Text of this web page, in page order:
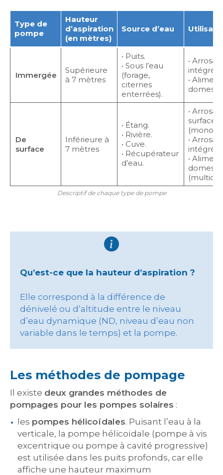
Type de
pompe
Hauteur
d’aspiration
(en mètres)
Source d’eau
Immergée
Supérieure
à 7 mètres
• Puits.
• Sous l’eau
(forage,
citernes
enterrées).
•
intégré.
•
De
surface
Inférieure à
7 mètres
• Étang.
• Rivière.
• Cuve.
• Récupérateur
d’eau.
•
surface
•
intégré.
•
Descriptif de chaque type de pompe
Qu’est-ce que la hauteur d’aspiration ?
Elle correspond à la différence de
dénivelé ou d’altitude entre le niveau
d’eau dynamique (ND, niveau d’eau non
variable dans le temps) et la pompe.
Les méthodes de pompage
Il existe deux grandes méthodes de
pompages pour les pompes solaires :
les pompes hélicoïdales. Puisant l’eau à la
verticale, la pompe hélicoïdale (pompe à vis
excentrique ou pompe à cavité progressive)
est utilisée dans les puits profonds, car elle
affiche une hauteur maximum